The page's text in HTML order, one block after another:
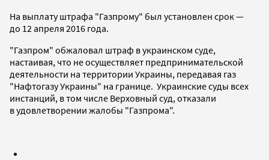
На выплату штрафа "Газпрому" был установлен срок —
до 12 апреля 2016 года.
"Газпром" обжаловал штраф в украинском суде,
настаивая, что не осуществляет предпринимательской
деятельности на территории Украины, передавая газ
"Нафтогазу Украины" на границе. Украинские суды всех
инстанций, в том числе Верховный суд, отказали
в удовлетворении жалобы "Газпрома".